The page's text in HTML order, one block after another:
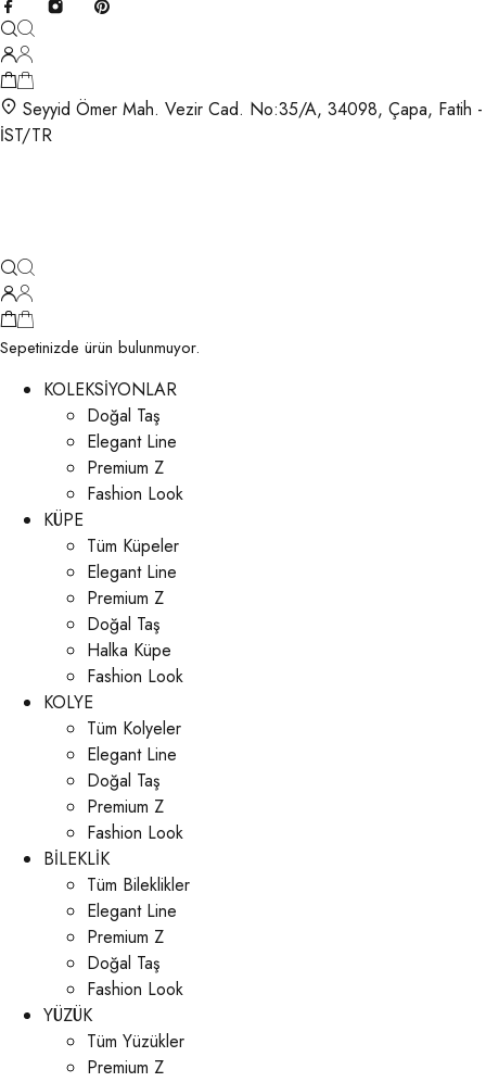
Seyyid Ömer Mah. Vezir Cad. No:35/A, 34098, Çapa, Fatih -
İST/TR
Sepetinizde ürün bulunmuyor.
KOLEKSİYONLAR
Doğal Taş
Elegant Line
Premium Z
Fashion Look
KÜPE
Tüm Küpeler
Elegant Line
Premium Z
Doğal Taş
Halka Küpe
Fashion Look
KOLYE
Tüm Kolyeler
Elegant Line
Doğal Taş
Premium Z
Fashion Look
BİLEKLİK
Tüm Bileklikler
Elegant Line
Premium Z
Doğal Taş
Fashion Look
YÜZÜK
Tüm Yüzükler
Premium Z